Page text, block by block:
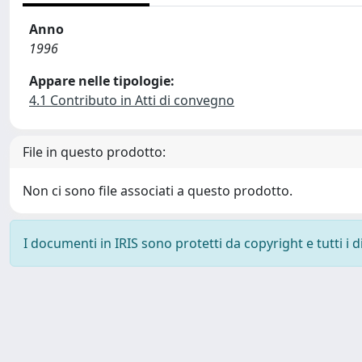
Anno
1996
Appare nelle tipologie:
4.1 Contributo in Atti di convegno
File in questo prodotto:
Non ci sono file associati a questo prodotto.
I documenti in IRIS sono protetti da copyright e tutti i